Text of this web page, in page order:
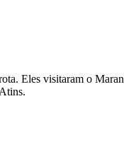
Eles visitaram o